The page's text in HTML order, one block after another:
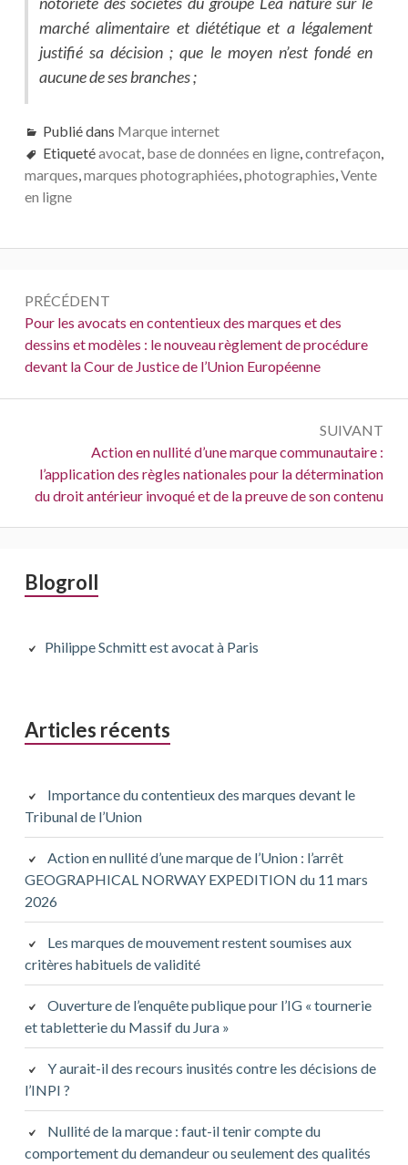
marché alimentaire et diététique et a légalement
justifié sa décision ; que le moyen n’est fondé en
aucune de ses branches ;
Publié dans Marque internet
Etiquetéavocat, base de données en ligne, contrefaçon
marques marques photographiées photographies Vente
en ligne
de
l’article
PRÉCÉDENT
Précédent :
Pour les avocats en contentieux des marques et des
dessins et modèles : le nouveau règlement de procédure
devant la Cour de Justice de l’Union Européenne
SUIVANT
Suivant :
Action en nullité d’une marque communautaire :
l’application des règles nationales pour la détermination
du droit antérieur invoqué et de la preuve de son contenu
Barre
principale
Blogroll
Philippe Schmitt est avocat à Paris
Articles récents
Importance du contentieux des marques devant le
Tribunal de l’Union
Action en nullité d’une marque de l’Union : l’arrêt
GEOGRAPHICAL NORWAY EXPEDITION du 11 mars
2026
Les marques de mouvement restent soumises aux
critères habituels de validité
Ouverture de l’enquête publique pour l’IG « tournerie
et tabletterie du Massif du Jura »
Y aurait-il des recours inusités contre les décisions de
l’INPI ?
Nullité de la marque : faut-il tenir compte du
comportement du demandeur ou seulement des qualités